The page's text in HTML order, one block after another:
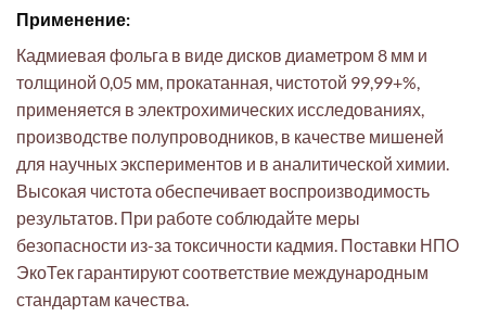
Применение:
Кадмиевая фольга в виде дисков диаметром 8 мм и
толщиной 0,05 мм, прокатанная, чистотой 99,99+%,
применяется в электрохимических исследованиях,
производстве полупроводников, в качестве мишеней
для научных экспериментов и в аналитической химии.
Высокая чистота обеспечивает воспроизводимость
результатов. При работе соблюдайте меры
безопасности из-за токсичности кадмия. Поставки НПО
ЭкоТек гарантируют соответствие международным
стандартам качества.